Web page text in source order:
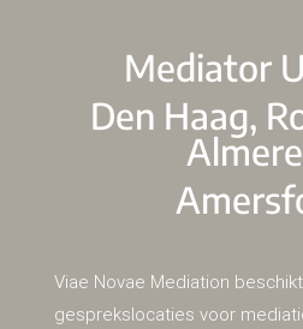
Mediator
Den Haag,
Almere
Viae Novae Mediation
gesprekslocaties voor